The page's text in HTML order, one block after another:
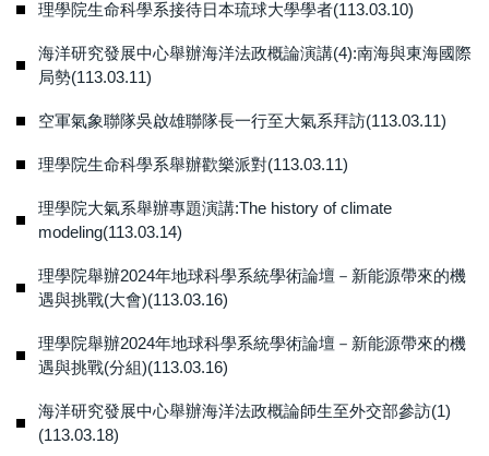
理學院生命科學系接待日本琉球大學學者(113.03.10)
海洋研究發展中心舉辦海洋法政概論演講(4):南海與東海國際
局勢(113.03.11)
空軍氣象聯隊吳啟雄聯隊長一行至大氣系拜訪(113.03.11)
理學院生命科學系舉辦歡樂派對(113.03.11)
理學院大氣系舉辦專題演講:The history of climate
modeling(113.03.14)
理學院舉辦2024年地球科學系統學術論壇－新能源帶來的機
遇與挑戰(大會)(113.03.16)
理學院舉辦2024年地球科學系統學術論壇－新能源帶來的機
遇與挑戰(分組)(113.03.16)
海洋研究發展中心舉辦海洋法政概論師生至外交部參訪(1)
(113.03.18)